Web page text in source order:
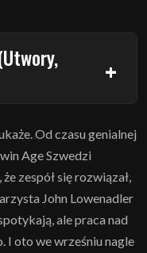
Od czasu genialnej
Age Szwedzi
zespół się rozwiązał,
John Lowenadler
ale praca nad
I oto we wrześniu nagle